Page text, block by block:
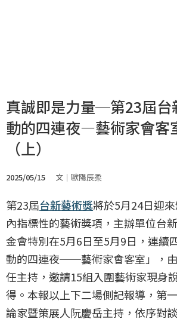
真誠即是力量─第23屆台
動的四連夜—藝術家會客
（上）
2025/05/15 文｜歐陽辰柔
第23屆台新藝術獎將於5月24日迎
內指標性的藝術獎項，主辦單位台
金會特別在5月6日至5月9日，連續
動的四連夜──藝術家會客室」，
任主持，邀請15組入圍藝術家現身
得。本報以上下二場側記報導，第
論家暨策展人阮慶岳主持，依序對